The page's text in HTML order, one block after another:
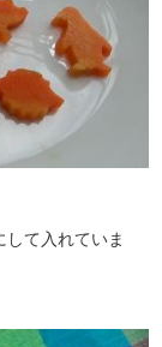
て入れていま